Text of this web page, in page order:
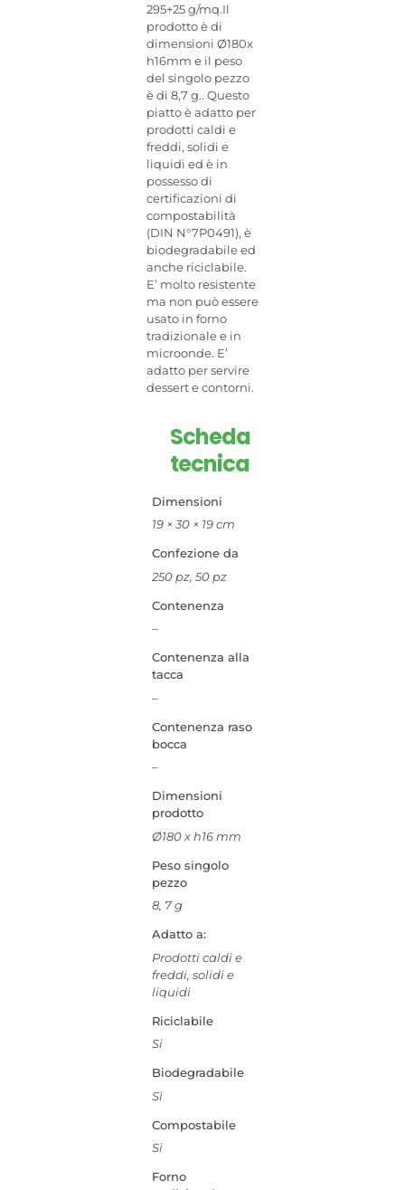
295+25 g/mq.Il
prodotto è di
dimensioni Ø180x
h16mm e il peso
del singolo pezzo
è di 8,7 g.. Questo
piatto è adatto per
prodotti caldi e
freddi, solidi e
liquidi ed è in
possesso di
certificazioni di
compostabilità
(DIN N°7P0491), è
biodegradabile ed
anche riciclabile.
E’ molto resistente
ma non può essere
usato in forno
tradizionale e in
microonde. E’
adatto per servire
dessert e contorni.
Scheda
tecnica
Dimensioni
19 × 30 × 19 cm
Confezione da
250 pz, 50 pz
Contenenza
–
Contenenza alla
tacca
–
Contenenza raso
bocca
–
Dimensioni
prodotto
Ø180 x h16 mm
Peso singolo
pezzo
8, 7 g
Adatto a:
Prodotti caldi e
freddi, solidi e
liquidi
Riciclabile
Si
Biodegradabile
Sì
Compostabile
Si
Forno